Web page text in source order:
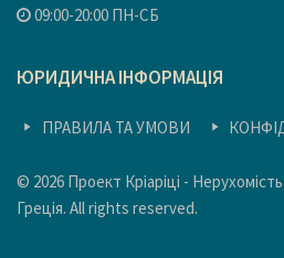
09:00-20:00 ПН-СБ
ЮРИДИЧНА ІНФОРМАЦІЯ
ПРАВИЛА ТА УМОВИ
© 2026 Проект Кріаріці -
Греція. All rights reserved.